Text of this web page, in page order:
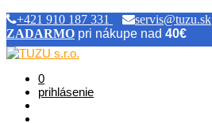
+421 910 187 331 servis@tuzu.sk
ZADARMO pri nákupe nad 40€
0
prihlásenie